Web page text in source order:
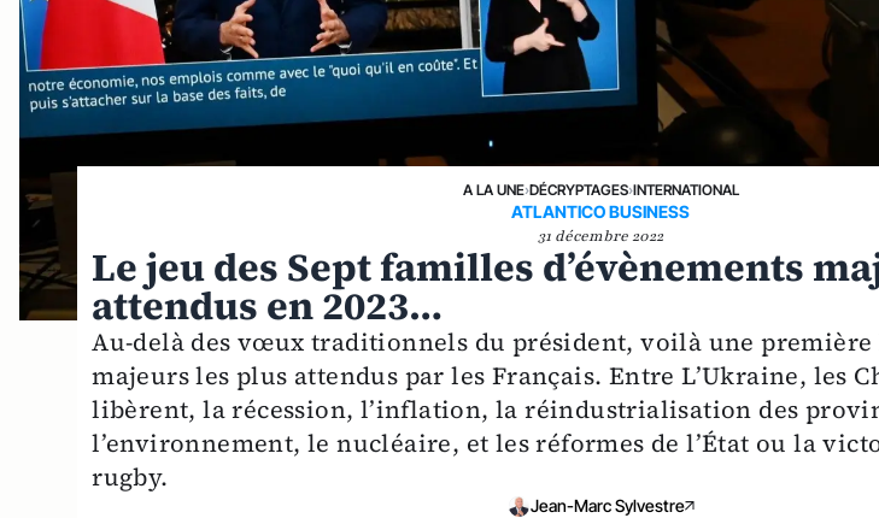
A LA UNE›DÉCRYPTAGES›INTERNATIONAL
ATLANTICO BUSINESS
31 décembre 2022
Le jeu des Sept familles d’évènements
attendus en 2023…
Au-delà des vœux traditionnels du président, voilà une première
majeurs les plus attendus par les Français. Entre L’Ukraine, les
libèrent, la récession, l’inflation, la réindustrialisation des
l’environnement, le nucléaire, et les réformes de l’État ou la
rugby.
Jean-Marc Sylvestre